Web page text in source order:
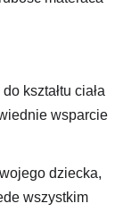
kształtu ciała
wsparcie
dziecka,
wszystkim